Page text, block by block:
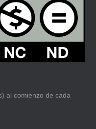
al comienzo de cada